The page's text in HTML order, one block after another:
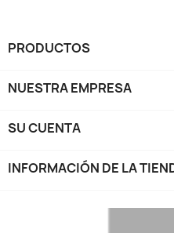
PRODUCTOS
NUESTRA EMPRESA
SU CUENTA
INFORMACIÓN DE LA